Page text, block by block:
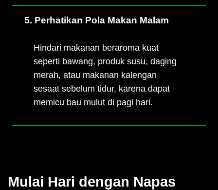
5. Perhatikan Pola Makan Malam
Hindari makanan beraroma kuat
seperti bawang, produk susu, daging
merah, atau makanan kalengan
sesaat sebelum tidur, karena dapat
memicu bau mulut di pagi hari.
Mulai Hari dengan Napas